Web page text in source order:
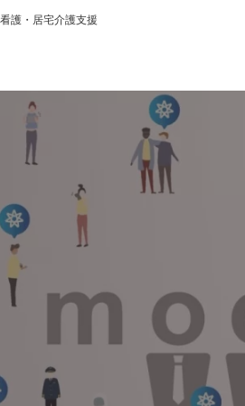
護・居宅介護支援